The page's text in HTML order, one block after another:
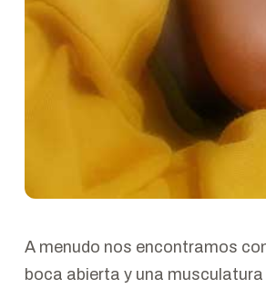
A menudo nos encontramos
boca abierta y una